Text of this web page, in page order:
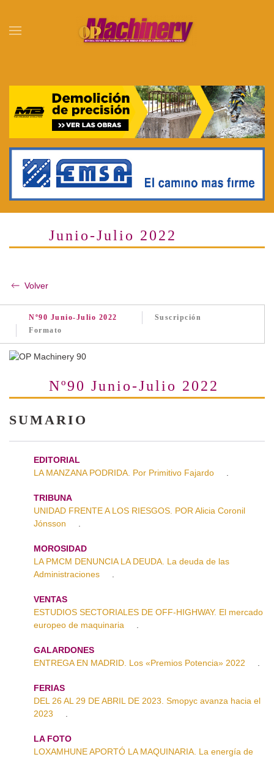
Skip to main content
Junio-Julio 2022
Volver
Nº90 Junio-Julio 2022
Suscripción
Formato
Nº90 Junio-Julio 2022
SUMARIO
EDITORIAL
LA MANZANA PODRIDA. Por Primitivo Fajardo
TRIBUNA
UNIDAD FRENTE A LOS RIESGOS. POR Alicia Coronil
Jónsson
MOROSIDAD
LA PMCM DENUNCIA LA DEUDA. La deuda de las
Administraciones
VENTAS
ESTUDIOS SECTORIALES DE OFF-HIGHWAY. El mercado
europeo de maquinaria
GALARDONES
ENTREGA EN MADRID. Los «Premios Potencia» 2022
FERIAS
DEL 26 AL 29 DE ABRIL DE 2023. Smopyc avanza hacia el
2023
LA FOTO
LOXAMHUNE APORTÓ LA MAQUINARIA. La energía de